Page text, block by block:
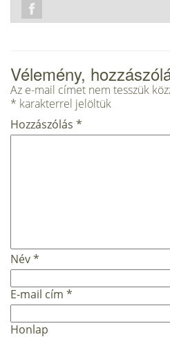
Vélemény,
Az e-mail címet nem tesszük
* karakterrel jelöltük
Hozzászólás *
Név*
E-mail cím *
Honlap